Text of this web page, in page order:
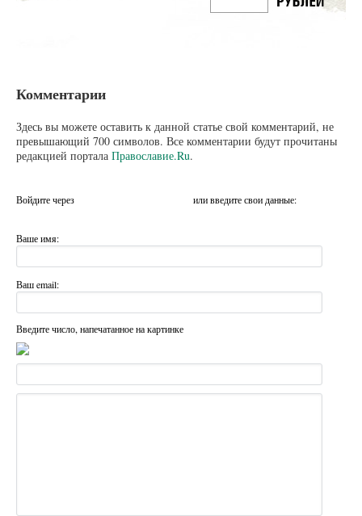
Комментарии
Здесь вы можете оставить к данной статье свой комментарий, не
превышающий 700 символов. Все комментарии будут прочитаны
редакцией портала Православие.Ru.
Войдите через или введите свои данные:
Ваше имя:
Ваш email:
Введите число, напечатанное на картинке